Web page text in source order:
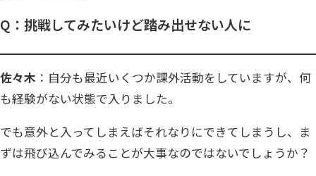
Q：挑戦してみたいけど踏み出せない人に
佐々木 ：自分も最近いくつか課外活動をしていますが、何
も経験がない状態で入りました。
でも意外と入ってしまえばそれなりにできてしまうし、ま
ずは飛び込んでみることが大事なのではないでしょうか？